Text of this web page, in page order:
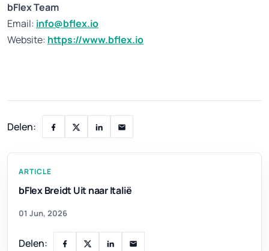
bFlex Team
Email: info@bflex.io
Website: https://www.bflex.io
Delen:
ARTICLE
bFlex Breidt Uit naar Italië
01 Jun, 2026
Delen: